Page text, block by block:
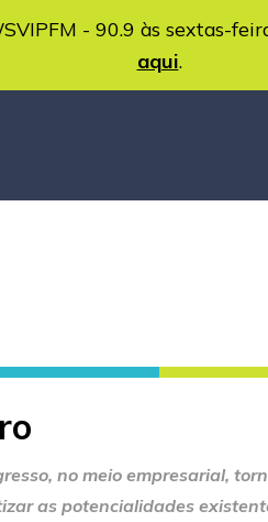
- 90.9 às sextas-
aqui.
no meio empresarial,
as potencialidades